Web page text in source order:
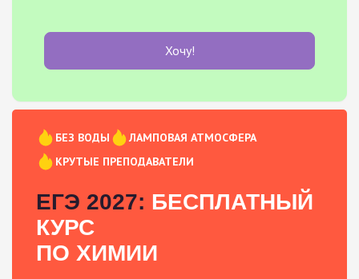
Хочу!
БЕЗ ВОДЫ
ЛАМПОВАЯ АТМОСФЕРА
КРУТЫЕ ПРЕПОДАВАТЕЛИ
ЕГЭ 2027: БЕСПЛАТНЫЙ
КУРС
ПО ХИМИИ